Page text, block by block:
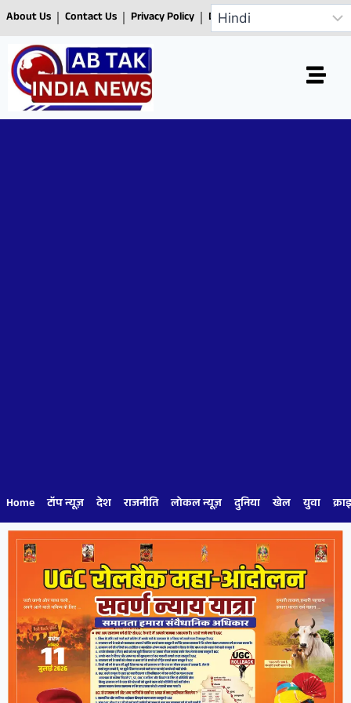
About Us Contact Us Privacy Policy Disclaimer
Home टॉप न्यूज़ देश राजनीति लोकल न्यूज़ दुनिया खेल युवा